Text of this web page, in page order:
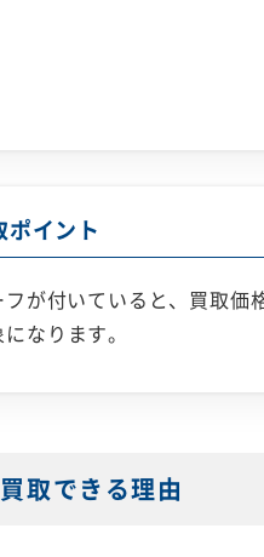
イント
が付いていると、買取
なります。
取できる理由